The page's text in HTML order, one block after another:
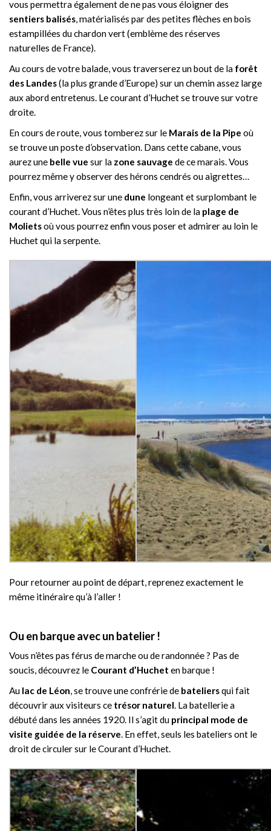
vous permettra également de ne pas vous éloigner des
sentiers balisés, matérialisés par des petites flèches en bois
estampillées du chardon vert (emblème des réserves
naturelles de France).
Au cours de votre balade, vous traverserez un bout de la forêt
des Landes(la plus grande d’Europe) sur un chemin assez large
aux abord entretenus. Le courant d’Huchet se trouve sur votre
droite.
En cours de route, vous tomberez sur le Marais de la Pipe où
se trouve un poste d’observation. Dans cette cabane, vous
aurez une belle vue sur la zone sauvage de ce marais. Vous
pourrez même y observer des hérons cendrés ou aigrettes…
Enfin, vous arriverez sur une dune longeant et surplombant le
courant d’Huchet. Vous n’êtes plus très loin de la plage de
Molietsoù vous pourrez enfin vous poser et admirer au loin le
Huchet qui la serpente.
Pour retourner au point de départ, reprenez exactement le
même itinéraire qu’à l’aller !
Ou en barque avec un batelier !
Vous n’êtes pas férus de marche ou de randonnée ? Pas de
soucis, découvrez le Courant d’Huchet en barque !
Au lac de Léon, se trouve une confrérie de bateliersqui fait
découvrir aux visiteurs ce trésor naturel. La batellerie a
débuté dans les années 1920. Il s’agit du principal mode de
visite guidée de la réserve. En effet, seuls les bateliers ont le
droit de circuler sur le Courant d’Huchet.